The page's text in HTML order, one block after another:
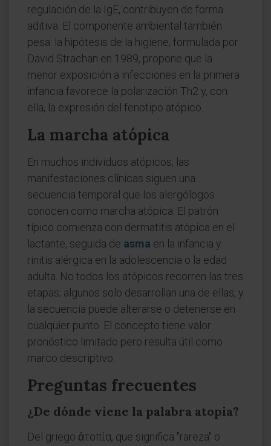
regulación de la IgE, contribuyen de forma
aditiva. El componente ambiental también
pesa: la hipótesis de la higiene, formulada por
David Strachan en 1989, propone que la
menor exposición a infecciones en la primera
infancia favorece la polarización Th2 y, con
ella, la expresión del fenotipo atópico.
La marcha atópica
En muchos individuos atópicos, las
manifestaciones clínicas siguen una
secuencia temporal que los alergólogos
conocen como marcha atópica. El patrón
típico comienza con dermatitis atópica en el
lactante, seguida de asma en la infancia y
rinitis alérgica en la adolescencia o la edad
adulta. No todos los atópicos recorren las tres
etapas; algunos solo desarrollan una de ellas, y
la secuencia puede alterarse o detenerse en
cualquier punto. El concepto tiene valor
pronóstico limitado pero resulta útil como
marco descriptivo.
Preguntas frecuentes
¿De dónde viene la palabra atopia?
Del griego ἀτοπία, que significa "rareza" o